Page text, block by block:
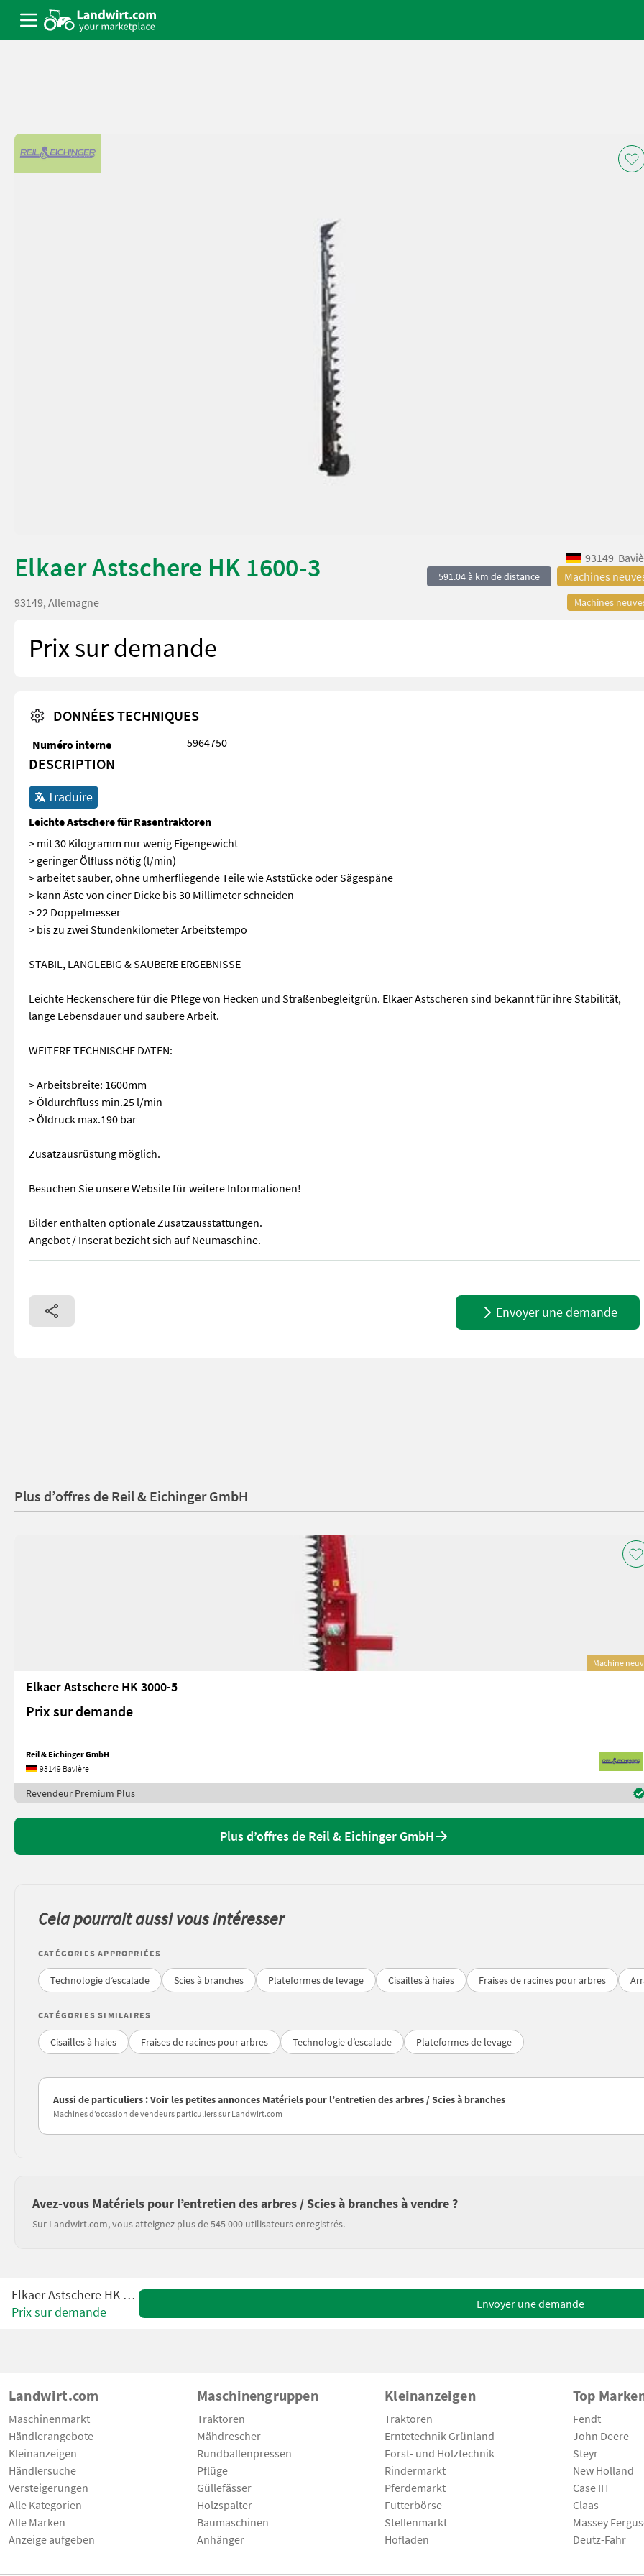
Elkaer Astschere HK 1600-3 93149
591.04 à km de distance Machines
Machines
93149, Allemagne
Prix sur demande
DONNÉES TECHNIQUES
Numéro interne 5964750
DESCRIPTION
Traduire
Leichte Astschere für Rasentraktoren
> mit 30 Kilogramm nur wenig Eigengewicht
> geringer Ölfluss nötig (l/min)
> arbeitet sauber, ohne umherfliegende Teile wie Aststücke oder Sägespäne
> kann Äste von einer Dicke bis 30 Millimeter schneiden
> 22 Doppelmesser
> bis zu zwei Stundenkilometer Arbeitstempo
STABIL, LANGLEBIG & SAUBERE ERGEBNISSE
Leichte Heckenschere für die Pflege von Hecken und Straßenbegleitgrün. Elkaer Astscheren sind bekannt für ihre Stabilität,
lange Lebensdauer und saubere Arbeit.
WEITERE TECHNISCHE DATEN:
> Arbeitsbreite: 1600mm
> Öldurchfluss min.25 l/min
> Öldruck max.190 bar
Zusatzausrüstung möglich.
Besuchen Sie unsere Website für weitere Informationen!
Bilder enthalten optionale Zusatzausstattungen.
Angebot / Inserat bezieht sich auf Neumaschine.
> mit 30 Kilogramm nur wenig Eigengewicht > geringer Ölfluss nötig (l/min) > arbeitet sauber, ohne umherfliegende Teile wie
Envoyer une demande
Plus d’offres de Reil & Eichinger GmbH
Machine
Elkaer Astschere HK 3000-5
Prix sur demande
Reil & Eichinger GmbH
93149 Bavière
Revendeur Premium Plus
Plus d’offres de Reil & Eichinger GmbH
Cela pourrait aussi vous intéresser
CATÉGORIES APPROPRIÉES
Technologie d’escalade Scies à branches Plateformes de levage Cisailles à haies Fraises de racines pour arbres
CATÉGORIES SIMILAIRES
Cisailles à haies Fraises de racines pour arbres Technologie d’escalade Plateformes de levage
Aussi de particuliers : Voir les petites annonces Matériels pour l’entretien des arbres / Scies à branches
Machines d’occasion de vendeurs particuliers sur Landwirt.com
Avez-vous Matériels pour l’entretien des arbres / Scies à branches à vendre ?
Sur Landwirt.com, vous atteignez plus de 545 000 utilisateurs enregistrés.
Elkaer Astschere HK 1600-3
Prix sur demande
Envoyer une demande
Landwirt.com
Maschinenmarkt
Händlerangebote
Kleinanzeigen
Händlersuche
Versteigerungen
Alle Kategorien
Alle Marken
Anzeige aufgeben
Maschinengruppen
Traktoren
Mähdrescher
Rundballenpressen
Pflüge
Güllefässer
Holzspalter
Baumaschinen
Anhänger
Kleinanzeigen
Traktoren
Erntetechnik Grünland
Forst- und Holztechnik
Rindermarkt
Pferdemarkt
Futterbörse
Stellenmarkt
Hofladen
Top
Fendt
John Deere
Steyr
New Holland
Case IH
Claas
Massey
Deutz-Fahr